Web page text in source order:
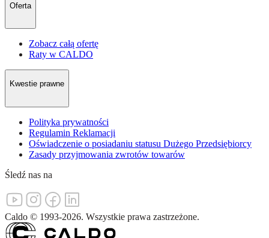
Oferta
Zobacz całą ofertę
Raty w CALDO
Kwestie prawne
Polityka prywatności
Regulamin Reklamacji
Oświadczenie o posiadaniu statusu Dużego Przedsiębiorcy
Zasady przyjmowania zwrotów towarów
Śledź nas na
Caldo © 1993-2026. Wszystkie prawa zastrzeżone.